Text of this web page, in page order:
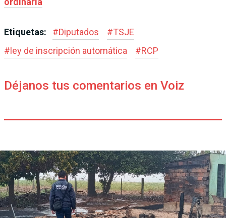
Etiquetas: #Diputados #TSJE
# ley de inscripción automática #RCP
Déjanos tus comentarios en Voiz